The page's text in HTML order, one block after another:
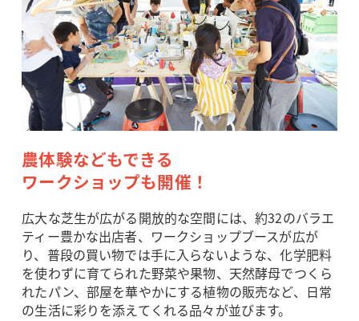
農体験などもできる
ワークショップも開催！
広大な芝生が広がる開放的な空間には、約32のバラエ
ティー豊かな出店者、ワークショップブースが広が
り、普段の買い物では手に入らないような、化学肥料
を使わずに育てられた野菜や果物、天然酵母でつくら
れたパン、部屋を華やかにする植物の販売など、日常
の生活に彩りを添えてくれる品々が並びます。